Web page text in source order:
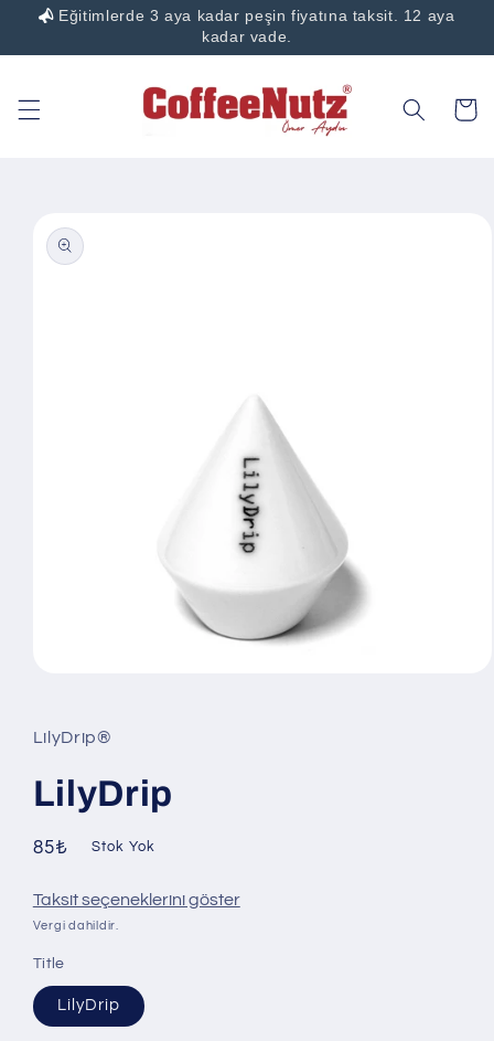
Eğitimlerde 3 aya kadar peşin fiyatına taksit. 12 aya
kadar vade.
İçeriğe
Sepet
bilgisine
atla
oynatın
LilyDrip®
LilyDrip
Normal
85₺ Stok Yok
Taksit seçeneklerini göster
Vergi dahildir.
Title
LilyDrip